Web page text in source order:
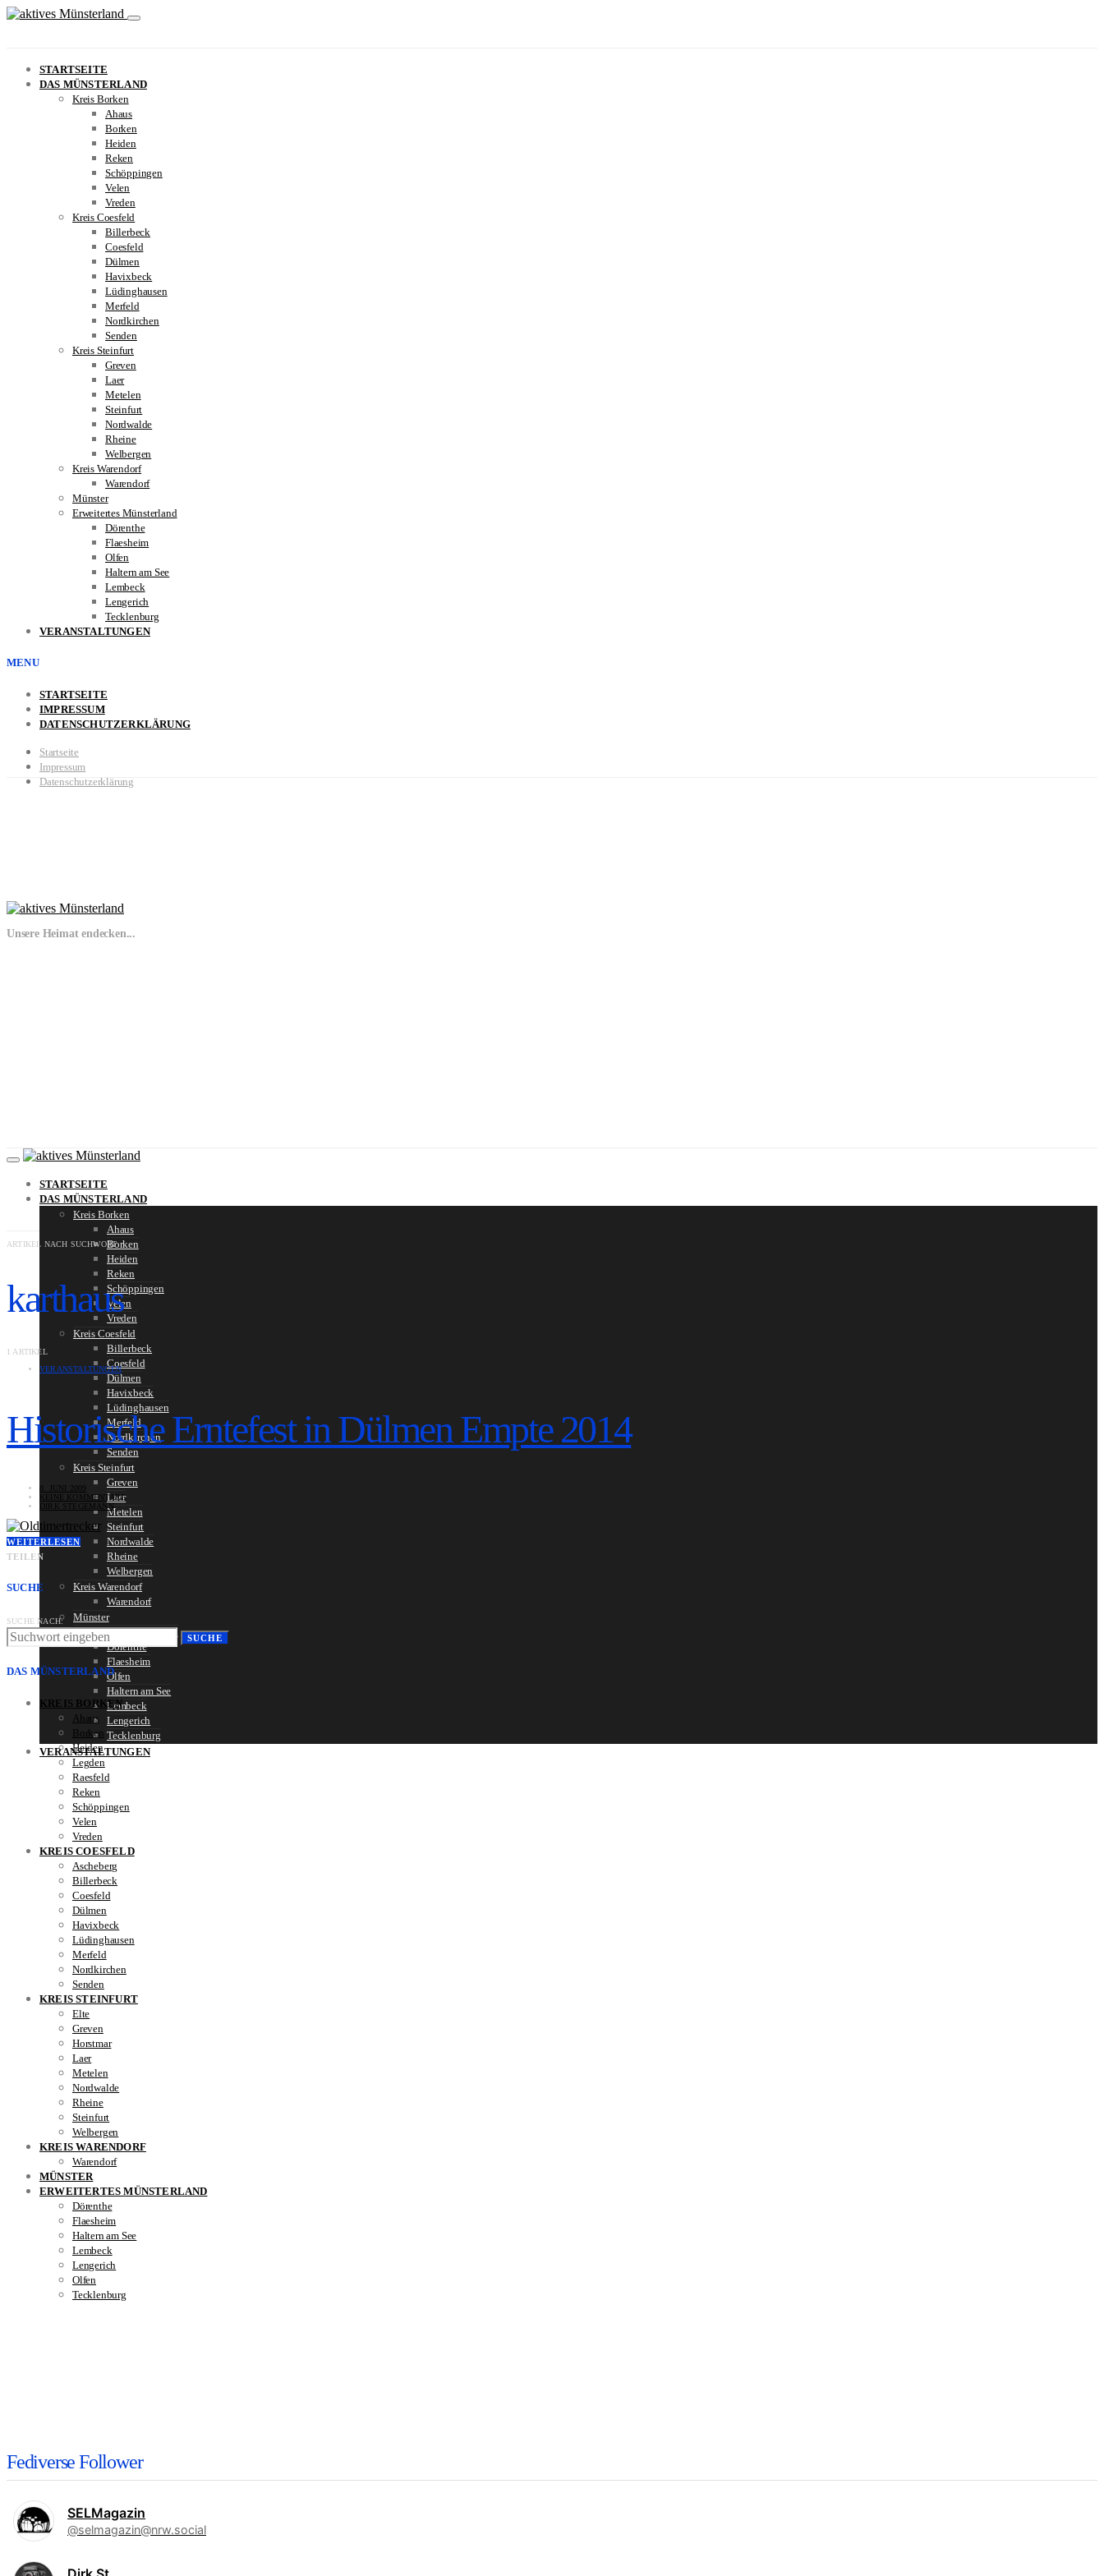
STARTSEITE
DAS MÜNSTERLAND
Kreis Borken
Ahaus
Borken
Heiden
Reken
Schöppingen
Velen
Vreden
Kreis Coesfeld
Billerbeck
Coesfeld
Dülmen
Havixbeck
Lüdinghausen
Merfeld
Nordkirchen
Senden
Kreis Steinfurt
Greven
Laer
Metelen
Steinfurt
Nordwalde
Rheine
Welbergen
Kreis Warendorf
Warendorf
Münster
Erweitertes Münsterland
Dörenthe
Flaesheim
Olfen
Haltern am See
Lembeck
Lengerich
Tecklenburg
VERANSTALTUNGEN
MENU
STARTSEITE
IMPRESSUM
DATENSCHUTZERKLÄRUNG
Startseite
Impressum
Datenschutzerklärung
Unsere Heimat endecken...
STARTSEITE
DAS MÜNSTERLAND
Kreis Borken
Ahaus
Borken
Heiden
Reken
Schöppingen
Velen
Vreden
Kreis Coesfeld
Billerbeck
Coesfeld
Dülmen
Havixbeck
Lüdinghausen
Merfeld
Nordkirchen
Senden
Kreis Steinfurt
Greven
Laer
Metelen
Steinfurt
Nordwalde
Rheine
Welbergen
Kreis Warendorf
Warendorf
Münster
Erweitertes Münsterland
Dörenthe
Flaesheim
Olfen
Haltern am See
Lembeck
Lengerich
Tecklenburg
VERANSTALTUNGEN
ARTIKEL NACH SUCHWORT
karthaus
1 ARTIKEL
VERANSTALTUNGEN
Historische Erntefest in Dülmen Empte 2014
8. JUNI 2009
KEINE KOMMENTARE
DIRK STEGEMANN
WEITERLESEN
TEILEN
SUCHE
SUCHE NACH:
SUCHE
DAS MÜNSTERLAND
KREIS BORKEN
Ahaus
Borken
Heiden
Legden
Raesfeld
Reken
Schöppingen
Velen
Vreden
KREIS COESFELD
Ascheberg
Billerbeck
Coesfeld
Dülmen
Havixbeck
Lüdinghausen
Merfeld
Nordkirchen
Senden
KREIS STEINFURT
Elte
Greven
Horstmar
Laer
Metelen
Nordwalde
Rheine
Steinfurt
Welbergen
KREIS WARENDORF
Warendorf
MÜNSTER
ERWEITERTES MÜNSTERLAND
Dörenthe
Flaesheim
Haltern am See
Lembeck
Lengerich
Olfen
Tecklenburg
Fediverse Follower
SELMagazin
@selmagazin@nrw.social